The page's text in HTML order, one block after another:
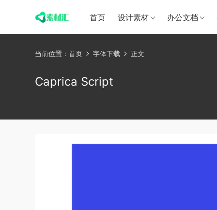
首页 设计素材 办公文档
当前位置： 首页 字体下载 正文
Caprica Script